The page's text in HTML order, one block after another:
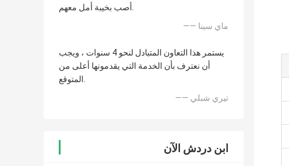
أصب بخيبة أمل معهم.
—— ماي سينا
يستمر هذا التعاون المتبادل لنحو 4 سنوات ، ويجب
أن نعترف بأن الخدمة التي يقدمونها أعلى من
المتوقع.
—— تيري شبلي
ابن دردش الآن